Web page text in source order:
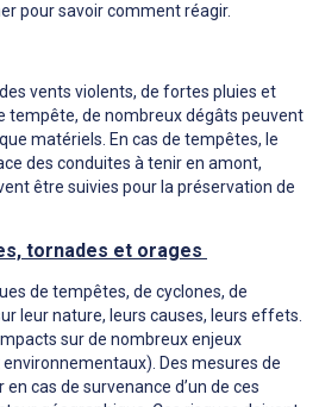
pour savoir comment réagir.
vents violents, de fortes pluies et
tempête, de nombreux dégâts peuvent
matériels. En cas de tempêtes, le
des conduites à tenir en amont,
être suivies pour la préservation de
tornades et orages
de tempêtes, de cyclones, de
leur nature, leurs causes, leurs effets.
sur de nombreux enjeux
Des mesures de
cas de survenance d’un de ces